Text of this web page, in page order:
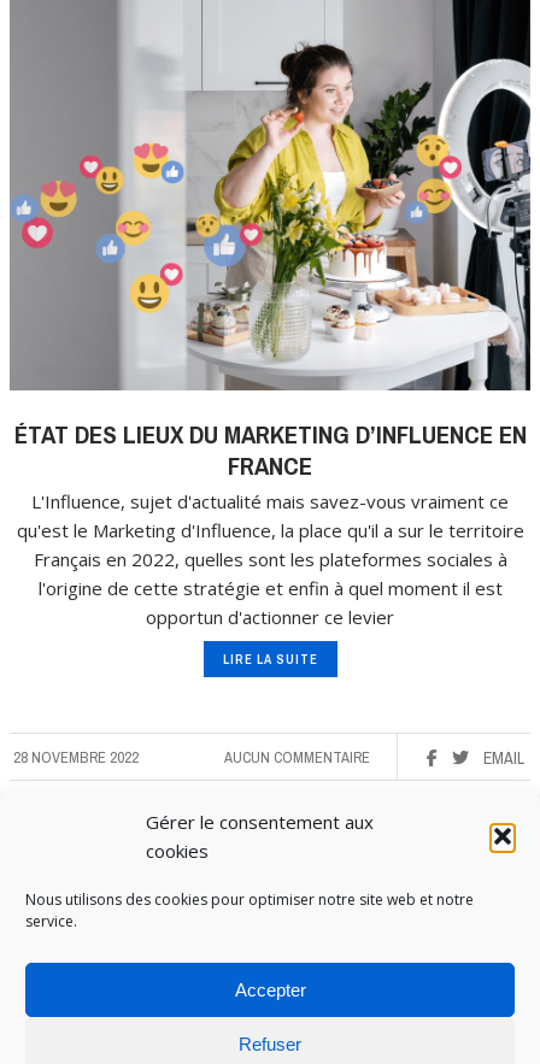
Gérer le consentement aux
cookies
Nous utilisons des cookies pour optimiser notre site web et notre
service.
Accepter
Refuser
ÉTAT DES LIEUX DU MARKETING D’INFLUENCE EN
FRANCE
L'Influence, sujet d'actualité mais savez-vous vraiment ce
qu'est le Marketing d'Influence, la place qu'il a sur le territoire
Français en 2022, quelles sont les plateformes sociales à
l'origine de cette stratégie et enfin à quel moment il est
opportun d'actionner ce levier
LIRE LA SUITE
28 NOVEMBRE 2022 EMAIL
AUCUN COMMENTAIRE
MEDIA INSTITUTE